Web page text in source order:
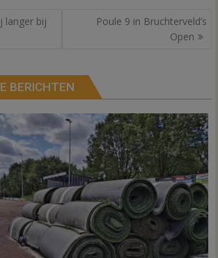
langer bij
Poule 9 in Bruchterveld’s
Open
BERICHTEN